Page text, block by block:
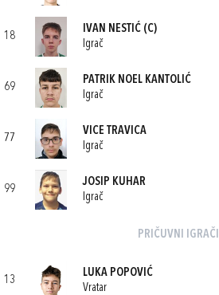
18
IVAN NESTIĆ (C)
Igrač
69
PATRIK NOEL KANTOLIĆ
Igrač
77
VICE TRAVICA
Igrač
99
JOSIP KUHAR
Igrač
PRIČUVNI IGRAČI
13
LUKA POPOVIĆ
Vratar